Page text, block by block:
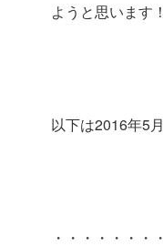
ようと思います！
以下は2016年5
・・・・・・・